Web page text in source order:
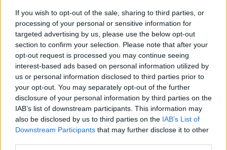
If you wish to opt-out of the sale, sharing to third parties, or
processing of your personal or sensitive information for
targeted advertising by us, please use the below opt-out
section to confirm your selection. Please note that after your
opt-out request is processed you may continue seeing
interest-based ads based on personal information utilized by
us or personal information disclosed to third parties prior to
your opt-out. You may separately opt-out of the further
disclosure of your personal information by third parties on the
IAB’s list of downstream participants. This information may
also be disclosed by us to third parties on the IAB’s List of
Downstream Participants that may further disclose it to other
I den seneste tid har Forsyningen opdaget flere
brud i forbindelse med deres termografering af
området, hvorfor de nu har besluttet at udskifte de